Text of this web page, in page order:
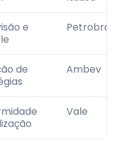
e
Petrobras
de
Ambev
Vale